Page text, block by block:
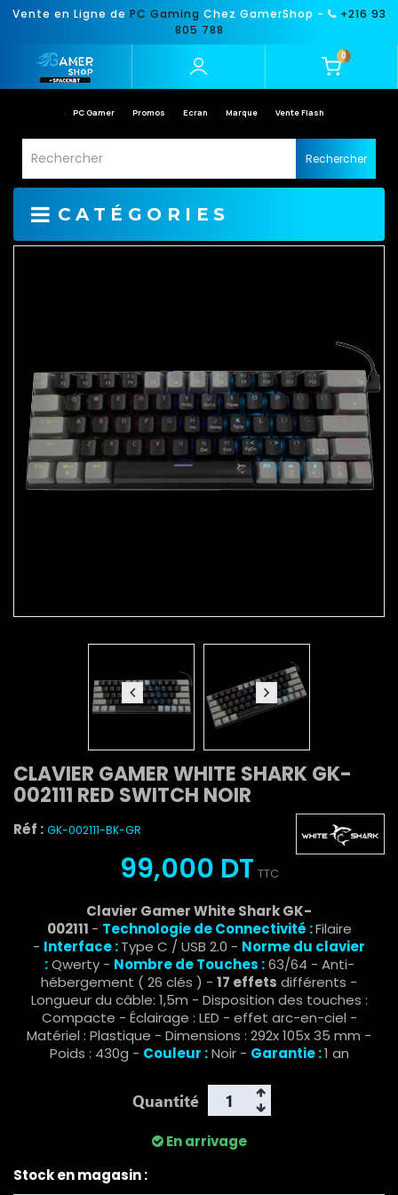
Vente en Ligne de PC Gaming Chez GamerShop -
+216 93
805 788
0
PC Gamer Promos Ecran Marque Vente Flash
Rechercher
CATÉGORIES
CLAVIER GAMER WHITE SHARK GK-
002111 RED SWITCH NOIR
Réf : GK-002111-BK-GR
99,000 DT TTC
Clavier Gamer White Shark GK-
002111 - Technologie de Connectivité :Filaire
- Interface :Type C / USB 2.0 - Norme du clavier
:Qwerty - Nombre de Touches :63/64 - Anti-
hébergement ( 26 clés ) - 17 effets différents -
Longueur du câble: 1,5m - Disposition des touches :
Compacte - Éclairage : LED - effet arc-en-ciel -
Matériel : Plastique - Dimensions : 292x 105x 35 mm -
Poids : 430g - Couleur :Noir - Garantie :1 an
Quantité
En arrivage
Stock en magasin :